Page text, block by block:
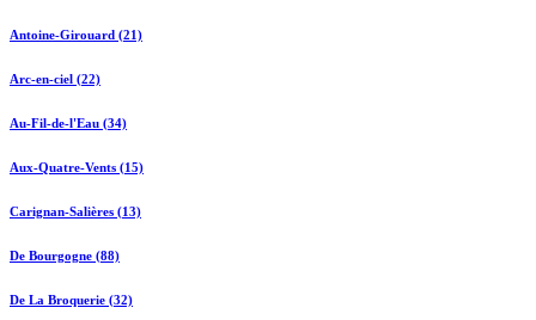
Antoine-Girouard (21)
Arc-en-ciel (22)
Au-Fil-de-l'Eau (34)
Aux-Quatre-Vents (15)
Carignan-Salières (13)
De Bourgogne (88)
De La Broquerie (32)